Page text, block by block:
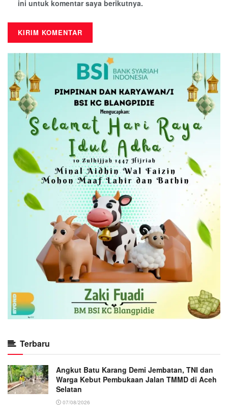
ini untuk komentar saya berikutnya.
Terbaru
Angkut Batu Karang Demi Jembatan, TNI dan
Warga Kebut Pembukaan Jalan TMMD di Aceh
Selatan
07/08/2026